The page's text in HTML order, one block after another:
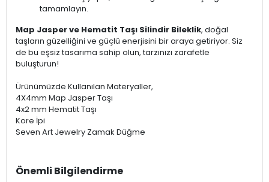
tamamlayın.
Map Jasper ve Hematit Taşı Silindir Bileklik, doğal
taşların güzelliğini ve güçlü enerjisini bir araya getiriyor. Siz
de bu eşsiz tasarıma sahip olun, tarzınızı zarafetle
buluşturun!
Ürünümüzde Kullanılan Materyaller,
4X4mm Map Jasper Taşı
4x2 mm Hematit Taşı
Kore İpi
Seven Art Jewelry Zamak Düğme
Önemli Bilgilendirme